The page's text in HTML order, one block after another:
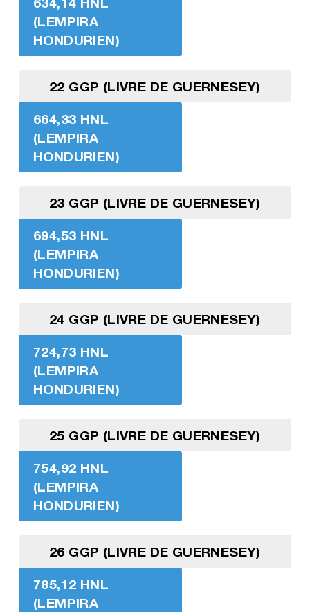
(LEMPIRA
HONDURIEN)
22 GGP (LIVRE DE GUERNESEY)
664,33 HNL
(LEMPIRA
HONDURIEN)
23 GGP (LIVRE DE GUERNESEY)
694,53 HNL
(LEMPIRA
HONDURIEN)
24 GGP (LIVRE DE GUERNESEY)
724,73 HNL
(LEMPIRA
HONDURIEN)
25 GGP (LIVRE DE GUERNESEY)
754,92 HNL
(LEMPIRA
HONDURIEN)
26 GGP (LIVRE DE GUERNESEY)
785,12 HNL
(LEMPIRA